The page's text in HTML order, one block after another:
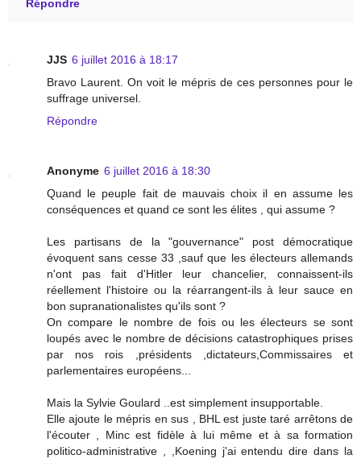
Répondre
JJS 6 juillet 2016 à 18:17
Bravo Laurent. On voit le mépris de ces personnes pour le
suffrage universel.
Répondre
Anonyme 6 juillet 2016 à 18:30
Quand le peuple fait de mauvais choix il en assume les
conséquences et quand ce sont les élites , qui assume ?
Les partisans de la "gouvernance" post démocratique
évoquent sans cesse 33 ,sauf que les électeurs allemands
n'ont pas fait d'Hitler leur chancelier, connaissent-ils
réellement l'histoire ou la réarrangent-ils à leur sauce en
bon supranationalistes qu'ils sont ?
On compare le nombre de fois ou les électeurs se sont
loupés avec le nombre de décisions catastrophiques prises
par nos rois ,présidents ,dictateurs,Commissaires et
parlementaires européens...
Mais la Sylvie Goulard ..est simplement insupportable.
Elle ajoute le mépris en sus , BHL est juste taré arrêtons de
l'écouter , Minc est fidèle à lui même et à sa formation
politico-administrative , ,Koening j'ai entendu dire dans la